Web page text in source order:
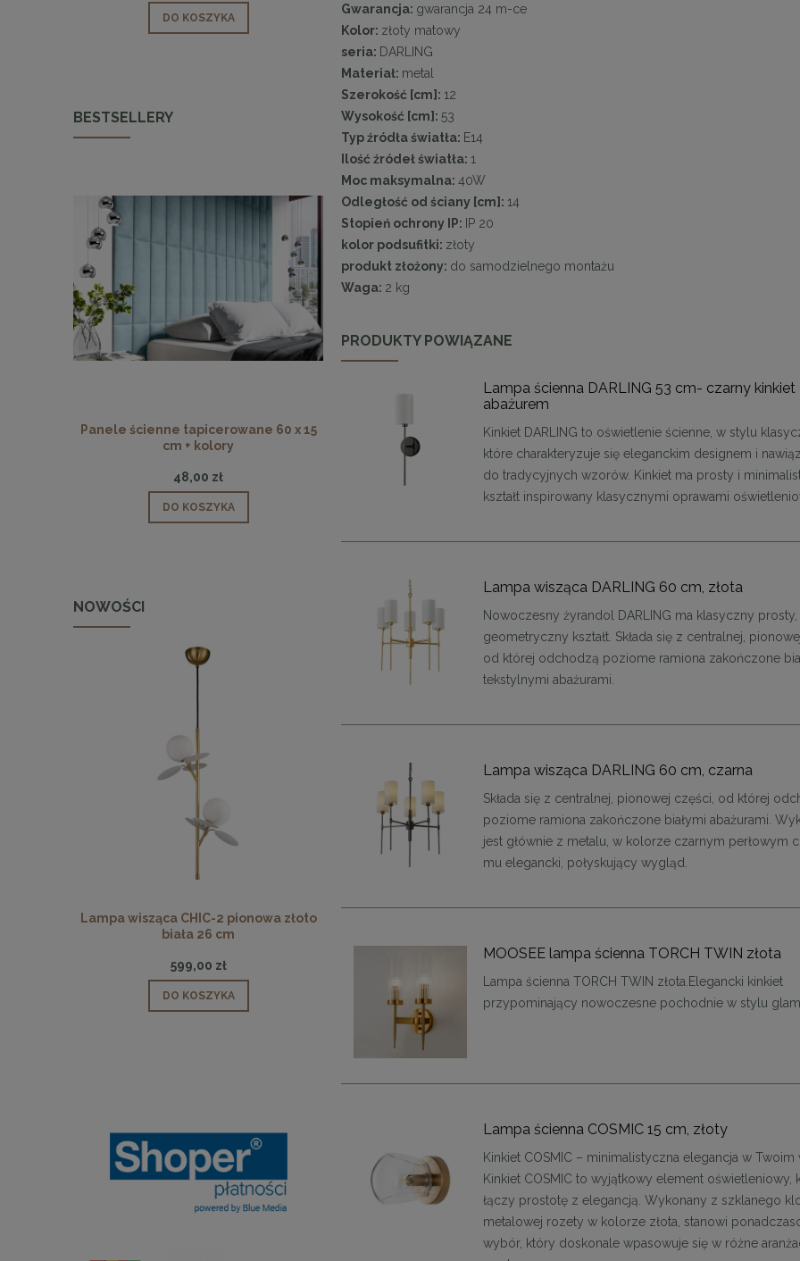
DO KOSZYKA DO KOSZYKA
BESTSELLERY
Panele ścienne tapicerowane 60 x 15
cm + kolory
48,00 zł
DO KOSZYKA
Panele ścienne tapicerowane 40 x 30
cm + kolory
Panele ścienne tapicerowane 70 x
cm + kolory
48,00 zł
DO KOSZYKA
NOWOŚCI
Lampa wisząca CHIC-2 pionowa złoto
biała 26 cm
599,00 zł
DO KOSZYKA DO KOSZYKA DO KOSZYKA
Gwarancja: gwarancja 24 m-ce
Kolor: złoty matowy
seria: DARLING
Materiał: metal
Szerokość [cm]: 12
Wysokość [cm]: 53
Typ źródła światła: E14
Ilość źródeł światła: 1
Moc maksymalna: 40W
Odległość od ściany [cm]: 14
Stopień ochrony IP: IP 20
kolor podsufitki: złoty
produkt złożony: do samodzielnego montażu
Waga: 2 kg
PRODUKTY POWIĄZANE
Lampa ścienna DARLING 53 cm- czarny kinkiet
abażurem
Kinkiet DARLING to oświetlenie ścienne, w stylu
które charakteryzuje się eleganckim designem i
do tradycyjnych wzorów. Kinkiet ma prosty i
kształt inspirowany klasycznymi oprawami
Lampa wisząca DARLING 60 cm, złota
Nowoczesny żyrandol DARLING ma klasyczny prosty,
geometryczny kształt. Składa się z centralnej,
od której odchodzą poziome ramiona zakończone
tekstylnymi abażurami.
Lampa wisząca DARLING 60 cm, czarna
Składa się z centralnej, pionowej części, od której
poziome ramiona zakończone białymi abażurami.
jest głównie z metalu, w kolorze czarnym perłowym
mu elegancki, połyskujący wygląd.
MOOSEE lampa ścienna TORCH TWIN złota
Lampa ścienna TORCH TWIN złota.Elegancki kinkiet
przypominający nowoczesne pochodnie w stylu
Lampa ścienna COSMIC 15 cm, złoty
Kinkiet COSMIC – minimalistyczna elegancja w Twoim
Kinkiet COSMIC to wyjątkowy element oświetleniowy,
łączy prostotę z elegancją. Wykonany z szklanego
metalowej rozety w kolorze złota, stanowi
wybór, który doskonale wpasowuje się w różne